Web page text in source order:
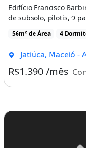
&#149;
horas, Salão de
Playground,02
S
UBSOLO :
Gerador.
Edifício Francisco
de subsolo, pilotis, 9
56m² de Área 4
Jatiúca, Maceió -
R$1.390 /mês